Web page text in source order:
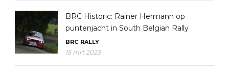
BRC Historic: Rainer Hermann op
puntenjacht in South Belgian Rally
BRC RALLY
15 mrt 2023